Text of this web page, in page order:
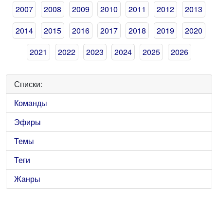
2007
2008 2009 2010 2011 2012
2013
2014
2015 2016 2017 2018 2019
2020
2021
2022 2023 2024 2025 2026
Списки:
Команды
Эфиры
Темы
Теги
Жанры